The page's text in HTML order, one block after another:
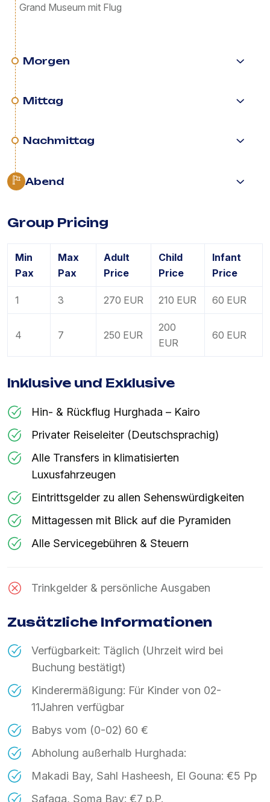
Grand Museum mit Flug
Morgen
Mittag
Nachmittag
Abend
Group Pricing
Min
Pax
Max
Pax
Adult
Price
Child
Price
Infant
Price
1 3 270 EUR 210 EUR 60 EUR
4 7 250 EUR
200
EUR
60 EUR
Inklusive und Exklusive
Hin- & Rückflug Hurghada – Kairo
Privater Reiseleiter (Deutschsprachig)
Alle Transfers in klimatisierten
Luxusfahrzeugen
Eintrittsgelder zu allen Sehenswürdigkeiten
Mittagessen mit Blick auf die Pyramiden
Alle Servicegebühren & Steuern
Trinkgelder & persönliche Ausgaben
Zusätzliche Informationen
Verfügbarkeit: Täglich (Uhrzeit wird bei
Buchung bestätigt)
Kinderermäßigung: Für Kinder von 02-
11Jahren verfügbar
Babys vom (0-02) 60 €
Abholung außerhalb Hurghada:
Makadi Bay, Sahl Hasheesh, El Gouna: €5 Pp
Safaga, Soma Bay: €7 p.P.